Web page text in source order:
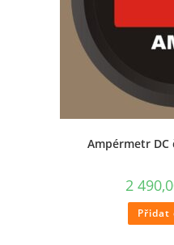
Ampérmetr DC
2
Přidat